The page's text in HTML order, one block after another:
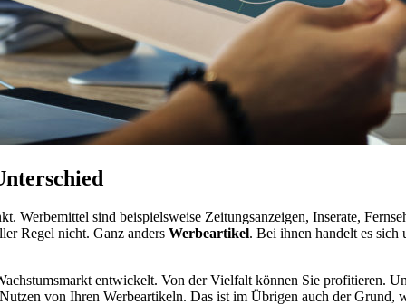
Werbemittel sind beispielsweise Zeitungsanzeigen, Inserate,
Regel nicht. Ganz anders Werbeartikel. Bei ihnen handelt es sich
entwickelt. Von der Vielfalt können Sie profitieren.
von Ihren Werbeartikeln. Das ist im Übrigen auch der Grund,